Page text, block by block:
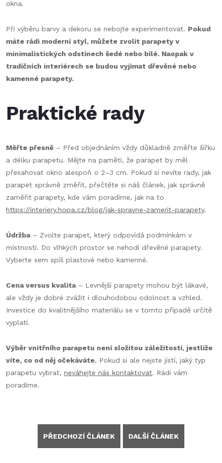
okna.
Při výběru barvy a dekoru se nebojte experimentovat. Pokud
máte rádi moderní styl, můžete zvolit parapety v
minimalistických odstínech šedé nebo bílé. Naopak v
tradičních interiérech se budou vyjímat dřevěné nebo
kamenné parapety.
Praktické rady
Měřte přesně – Před objednáním vždy důkladně změřte šířku
a délku parapetu. Mějte na paměti, že parapet by měl
přesahovat okno alespoň o 2–3 cm. Pokud si nevíte rady, jak
parapet správně změřit, přečtěte si náš článek, jak správně
zaměřit parapety, kde vám poradíme, jak na to
https://interiery.hopa.cz/blog/jak-spravne-zamerit-parapety.
Údržba– Zvolte parapet, který odpovídá podmínkám v
místnosti. Do vlhkých prostor se nehodí dřevěné parapety.
Vyberte sem spíš plastové nebo kamenné.
Cena versus kvalita– Levnější parapety mohou být lákavé,
ale vždy je dobré zvážit i dlouhodobou odolnost a vzhled.
Investice do kvalitnějšího materiálu se v tomto případě určitě
vyplatí.
Výběr vnitřního parapetu není složitou záležitostí, jestliže
víte, co od něj očekáváte. Pokud si ale nejste jistí, jaký typ
parapetu vybrat, neváhejte nás kontaktovat. Rádi vám
poradíme.
PŘEDCHOZÍ ČLÁNEK DALŠÍ ČLÁNEK